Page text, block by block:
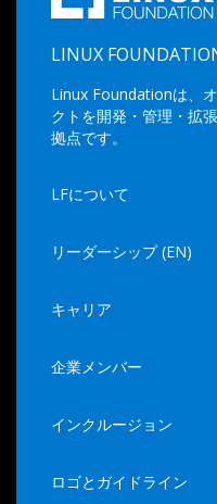
LINUX
Linux Foundationは、
クトを開発・管理・拡
拠点です。
LFについて
リーダーシップ (EN)
キャリア
企業メンバー
インクルージョン
ロゴとガイドライン